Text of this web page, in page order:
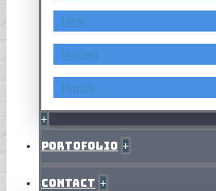
Hino
Holden
Honda
+
Portofolio +
Contact +